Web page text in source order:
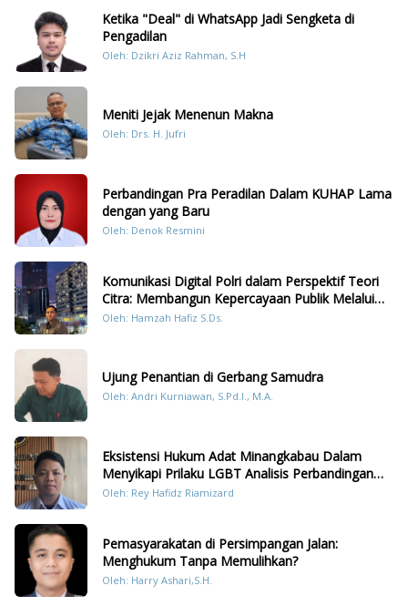
Ketika "Deal" di WhatsApp Jadi Sengketa di
Pengadilan
Oleh: Dzikri Aziz Rahman, S.H
Meniti Jejak Menenun Makna
Oleh: Drs. H. Jufri
Perbandingan Pra Peradilan Dalam KUHAP Lama
dengan yang Baru
Oleh: Denok Resmini
Komunikasi Digital Polri dalam Perspektif Teori
Citra: Membangun Kepercayaan Publik Melalui
Konten Humanis Kesiapsiagaan Bencana di
Oleh: Hamzah Hafiz S.Ds.
Ujung Penantian di Gerbang Samudra
Oleh: Andri Kurniawan, S.Pd.I., M.A.
Eksistensi Hukum Adat Minangkabau Dalam
Menyikapi Prilaku LGBT Analisis Perbandingan
Dengan Hukum Pidana
Oleh: Rey Hafidz Riamizard
Pemasyarakatan di Persimpangan Jalan:
Menghukum Tanpa Memulihkan?
Oleh: Harry Ashari,S.H.